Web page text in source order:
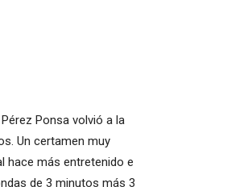
Ponsa volvió a la
Un certamen muy
hace más entretenido e
de 3 minutos más 3